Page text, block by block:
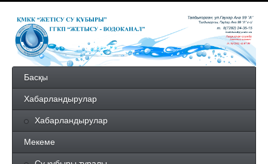
Басқы
Хабарландырулар
Хабарландырулар
Мекеме